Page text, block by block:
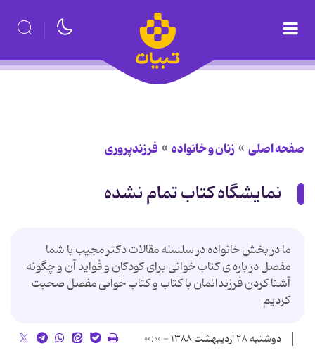
صفحه اصلی زنان و خانواده فرزندپروری
نمایشگاه کتاب تمام نشده
ما در بخش خانواده در سلسله مقالات دکتر مجیب با شما
مفصل در باره ی کتاب خوانی برای کودکان و فواید آن و چگونه
آشنا کردن فرزندانمان با کتاب و کتاب خوانی مفصل صحبت
کردیم
دوشنبه ۲۸ اردیبهشت ۱۳۸۸ - ۰۰:۰۰